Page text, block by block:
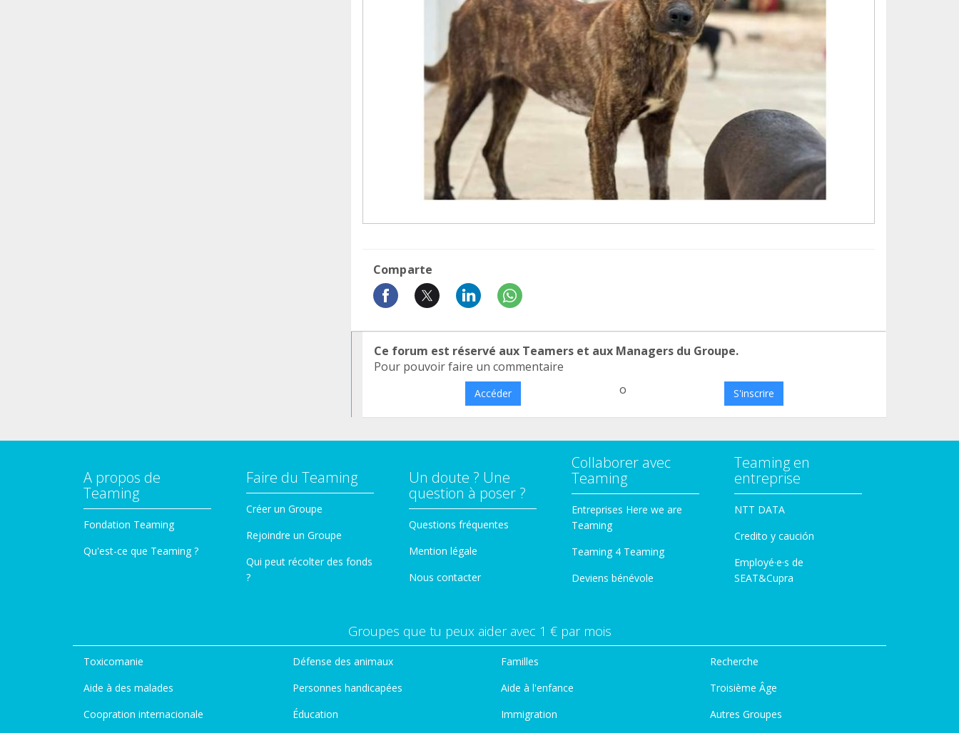
Comparte
Ce forum est réservé aux Teamers et aux Managers du Groupe.
Pour pouvoir faire un commentaire
Accéder o S'inscrire
A propos de
Teaming
Fondation Teaming
Qu'est-ce que Teaming ?
Faire du Teaming
Créer un Groupe
Rejoindre un Groupe
Qui peut récolter des fonds
?
Un doute ? Une
question à poser ?
Questions fréquentes
Mention légale
Nous contacter
Collaborer avec
Teaming
Entreprises Here we are
Teaming
Teaming 4 Teaming
Deviens bénévole
Teaming en
entreprise
NTT DATA
Credito y caución
Employé·e·s de
SEAT&Cupra
Groupes que tu peux aider avec 1 € par mois
Toxicomanie
Aide à des malades
Coopration internacionale
Défense des animaux
Personnes handicapées
Éducation
Familles
Aide à l'enfance
Immigration
Recherche
Troisième Âge
Autres Groupes